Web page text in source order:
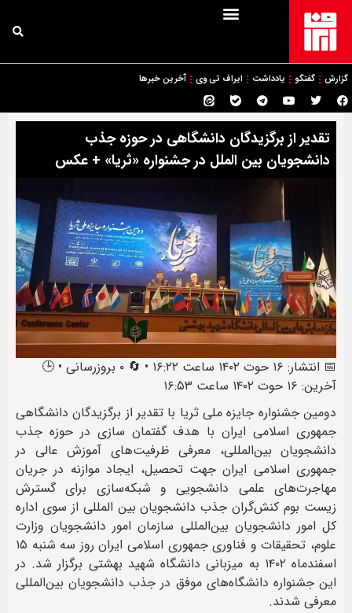
گزارش گفتگو یادداشت ایراف تی وی آخرین خبرها
تقدیر از برگزیدگان دانشگاهی در حوزه جذب
دانشجویان بین الملل در جشنواره «ثریا» + عکس
📅 انتشار: ۱۶ حوت ۱۴۰۲ ساعت ۱۶:۲۲ • 🔄 ۰ بروزرسانی • 🕒
آخرین: ۱۶ حوت ۱۴۰۲ ساعت ۱۶:۵۳
دومین جشنواره جایزه ملی ثریا با تقدیر از برگزیدگان دانشگاهی
جمهوری اسلامی ایران با هدف گفتمان سازی در حوزه جذب
دانشجویان بین‌المللی، معرفی ظرفیت‌های آموزش عالی در
جمهوری اسلامی ایران جهت تحصیل، ایجاد موازنه در جریان
مهاجرت‌های علمی دانشجویی و شبکه‌سازی برای گسترش
زیست بوم کنش‌گران جذب دانشجویان بین المللی از سوی اداره
کل امور دانشجویان بین‌المللی سازمان امور دانشجویان وزارت
علوم، تحقیقات و فناوری جمهوری اسلامی ایران روز سه شنبه ۱۵
اسفندماه ۱۴۰۲ به میزبانی دانشگاه شهید بهشتی برگزار شد. در
این جشنواره دانشگاه‌های موفق در جذب دانشجویان بین‌المللی
معرفی شدند.